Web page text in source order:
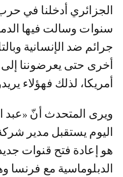
سنوات وسالت فيها
جرائم ضد الإنسانية
أخرى حتى يعرضوننا
أمريكا، لذلك فهؤلاء
ويرى المتحدث أنّ «عبد
اليوم يستقبل مدير
هو إعادة فتح قنوات
الدبلوماسية مع فرنسا